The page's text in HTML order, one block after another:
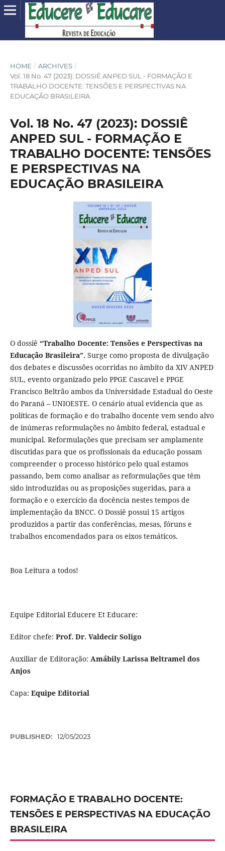
HOME / ARCHIVES /
Vol. 18 No. 47 (2023): DOSSIÊ ANPED SUL - FORMAÇÃO E
TRABALHO DOCENTE: TENSÕES E PERSPECTIVAS NA
EDUCAÇÃO BRASILEIRA
Vol. 18 No. 47 (2023): DOSSIÊ
ANPED SUL - FORMAÇÃO E
TRABALHO DOCENTE: TENSÕES
E PERSPECTIVAS NA
EDUCAÇÃO BRASILEIRA
O dossiê “Trabalho Docente: Tensões e Perspectivas na
Educação Brasileira”. Surge como proposta de divulgação
dos debates e discussões ocorridas no âmbito da XIV ANPED
SUL, evento organizado pelo PPGE Cascavel e PPGE
Francisco Beltrão ambos da Universidade Estadual do Oeste
do Paraná – UNIOESTE. O cenário atual evidencia que as
políticas de formação e do trabalho docente vem sendo alvo
de inúmeras reformulações no âmbito federal, estadual e
municipal. Reformulações que precisam ser amplamente
discutidas para que os profissionais da educação possam
compreender o processo histórico pelo qual estamos
passando, bem como analisar as reformulações que têm
sido introduzidas ou as proposições sugeridas, para a
formação e o exercício da docência nestes tempos de
implementação da BNCC. O Dossiê possui 15 artigos
produzidos a partir das conferências, mesas, fóruns e
trabalhos encomendados para os eixos temáticos.
Boa Leitura a todos!
Equipe Editorial Educere Et Educare:
Editor chefe: Prof. Dr. Valdecir Soligo
Auxiliar de Editoração: Amábily Larissa Beltramel dos
Anjos
Capa: Equipe Editorial
PUBLISHED: 12/05/2023
FORMAÇÃO E TRABALHO DOCENTE:
TENSÕES E PERSPECTIVAS NA EDUCAÇÃO
BRASILEIRA